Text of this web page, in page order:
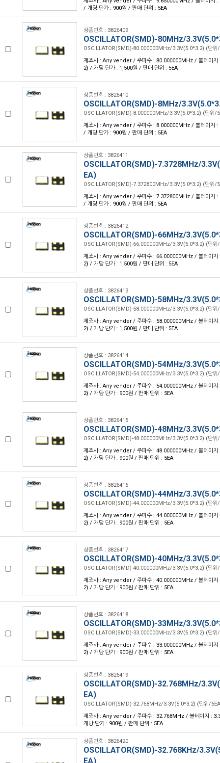
/ 개당 단가 : 900원 / 판매 단위 : 5EA
상품번호 : 3826409
OSCILLATOR(SMD)-80MHz/
OSCILLATOR(SMD)-80.000000MHz/3.3V(5.0*3.2) (단위
제조사 : Any vender / 주파수 : 80.000000MHz / 볼테이
2) / 개당 단가 : 1,500원 / 판매 단위 : 5EA
상품번호 : 3826410
OSCILLATOR(SMD)-8MHz/
OSCILLATOR(SMD)-8.000000MHz/3.3V(5.0*3.2) (단위/
제조사 : Any vender / 주파수 : 8.000000MHz / 볼테이지
/ 개당 단가 : 900원 / 판매 단위 : 5EA
상품번호 : 3826411
OSCILLATOR(SMD)-7.3728MHz/
EA)
OSCILLATOR(SMD)-7.372800MHz/3.3V(5.0*3.2) (단위/
제조사 : Any vender / 주파수 : 7.372800MHz / 볼테이지
/ 개당 단가 : 900원 / 판매 단위 : 5EA
상품번호 : 3826412
OSCILLATOR(SMD)-66MHz/
OSCILLATOR(SMD)-66.000000MHz/3.3V(5.0*3.2) (단위
제조사 : Any vender / 주파수 : 66.000000MHz / 볼테이
2) / 개당 단가 : 1,500원 / 판매 단위 : 5EA
상품번호 : 3826413
OSCILLATOR(SMD)-58MHz/
OSCILLATOR(SMD)-58.000000MHz/3.3V(5.0*3.2) (단위
제조사 : Any vender / 주파수 : 58.000000MHz / 볼테이
2) / 개당 단가 : 1,500원 / 판매 단위 : 5EA
상품번호 : 3826414
OSCILLATOR(SMD)-54MHz/
OSCILLATOR(SMD)-54.000000MHz/3.3V(5.0*3.2) (단위
제조사 : Any vender / 주파수 : 54.000000MHz / 볼테이
2) / 개당 단가 : 900원 / 판매 단위 : 5EA
상품번호 : 3826415
OSCILLATOR(SMD)-48MHz/
OSCILLATOR(SMD)-48.000000MHz/3.3V(5.0*3.2) (단위
제조사 : Any vender / 주파수 : 48.000000MHz / 볼테이
2) / 개당 단가 : 900원 / 판매 단위 : 5EA
상품번호 : 3826416
OSCILLATOR(SMD)-44MHz/
OSCILLATOR(SMD)-44.000000MHz/3.3V(5.0*3.2) (단위
제조사 : Any vender / 주파수 : 44.000000MHz / 볼테이
2) / 개당 단가 : 900원 / 판매 단위 : 5EA
상품번호 : 3826417
OSCILLATOR(SMD)-40MHz/
OSCILLATOR(SMD)-40.000000MHz/3.3V(5.0*3.2) (단위
제조사 : Any vender / 주파수 : 40.000000MHz / 볼테이
2) / 개당 단가 : 900원 / 판매 단위 : 5EA
상품번호 : 3826418
OSCILLATOR(SMD)-33MHz/
OSCILLATOR(SMD)-33.000000MHz/3.3V(5.0*3.2) (단위
제조사 : Any vender / 주파수 : 33.000000MHz / 볼테이
2) / 개당 단가 : 900원 / 판매 단위 : 5EA
상품번호 : 3826419
OSCILLATOR(SMD)-32.768MHz/
EA)
OSCILLATOR(SMD)-32.768MHz/3.3V(5.0*3.2) (단위/
제조사 : Any vender / 주파수 : 32.768MHz / 볼테이지 :
개당 단가 : 900원 / 판매 단위 : 5EA
상품번호 : 3826420
OSCILLATOR(SMD)-32.768KHz/
EA)